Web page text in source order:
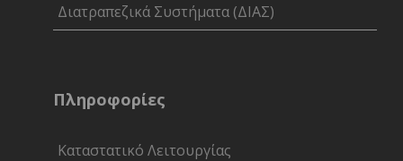
Διατραπεζικά Συστήματα (ΔΙΑΣ)
Πληροφορίες
Καταστατικό Λειτουργίας